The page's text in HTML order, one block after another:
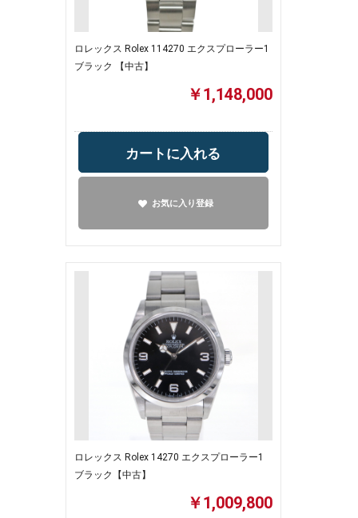
ロレックス Rolex 114270 エクスプローラー1
ブラック 【中古】
￥1,148,000
カートに入れる
お気に入り登録
ロレックス Rolex 14270 エクスプローラー1
ブラック【中古】
￥1,009,800